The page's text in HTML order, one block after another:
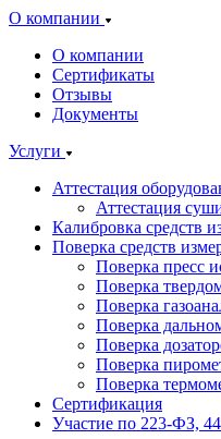
О компании
О компании
Сертификаты
Отзывы
Документы
Услуги
Аттестация
Аттестация
Калибровка средств
Поверка средств
Поверка пресс
Поверка
Поверка
Поверка
Поверка
Поверка
Поверка
Сертификация
Участие по 223-ФЗ,